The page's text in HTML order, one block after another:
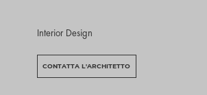
Interior Design
CONTATTA L'ARCHITETTO